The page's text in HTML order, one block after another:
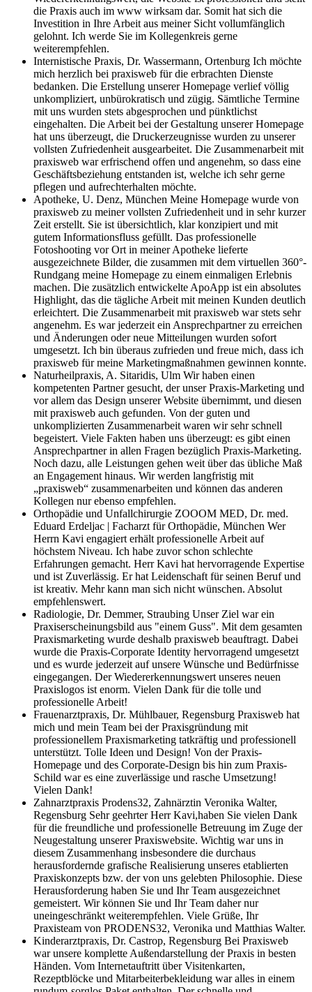
die Praxis auch im www wirksam dar. Somit hat sich die
Investition in Ihre Arbeit aus meiner Sicht vollumfänglich
gelohnt. Ich werde Sie im Kollegenkreis gerne
weiterempfehlen.
Internistische Praxis, Dr. Wassermann, Ortenburg Ich möchte
mich herzlich bei praxisweb für die erbrachten Dienste
bedanken. Die Erstellung unserer Homepage verlief völlig
unkompliziert, unbürokratisch und zügig. Sämtliche Termine
mit uns wurden stets abgesprochen und pünktlichst
eingehalten. Die Arbeit bei der Gestaltung unserer Homepage
hat uns überzeugt, die Druckerzeugnisse wurden zu unserer
vollsten Zufriedenheit ausgearbeitet. Die Zusammenarbeit mit
praxisweb war erfrischend offen und angenehm, so dass eine
Geschäftsbeziehung entstanden ist, welche ich sehr gerne
pflegen und aufrechterhalten möchte.
Apotheke, U. Denz, München Meine Homepage wurde von
praxisweb zu meiner vollsten Zufriedenheit und in sehr kurzer
Zeit erstellt. Sie ist übersichtlich, klar konzipiert und mit
gutem Informationsfluss gefüllt. Das professionelle
Fotoshooting vor Ort in meiner Apotheke lieferte
ausgezeichnete Bilder, die zusammen mit dem virtuellen 360°-
Rundgang meine Homepage zu einem einmaligen Erlebnis
machen. Die zusätzlich entwickelte ApoApp ist ein absolutes
Highlight, das die tägliche Arbeit mit meinen Kunden deutlich
erleichtert. Die Zusammenarbeit mit praxisweb war stets sehr
angenehm. Es war jederzeit ein Ansprechpartner zu erreichen
und Änderungen oder neue Mitteilungen wurden sofort
umgesetzt. Ich bin überaus zufrieden und freue mich, dass ich
praxisweb für meine Marketingmaßnahmen gewinnen konnte.
Naturheilpraxis, A. Sitaridis, Ulm Wir haben einen
kompetenten Partner gesucht, der unser Praxis-Marketing und
vor allem das Design unserer Website übernimmt, und diesen
mit praxisweb auch gefunden. Von der guten und
unkomplizierten Zusammenarbeit waren wir sehr schnell
begeistert. Viele Fakten haben uns überzeugt: es gibt einen
Ansprechpartner in allen Fragen bezüglich Praxis-Marketing.
Noch dazu, alle Leistungen gehen weit über das übliche Maß
an Engagement hinaus. Wir werden langfristig mit
„praxisweb“ zusammenarbeiten und können das anderen
Kollegen nur ebenso empfehlen.
Orthopädie und Unfallchirurgie ZOOOM MED, Dr. med.
Eduard Erdeljac | Facharzt für Orthopädie, München Wer
Herrn Kavi engagiert erhält professionelle Arbeit auf
höchstem Niveau. Ich habe zuvor schon schlechte
Erfahrungen gemacht. Herr Kavi hat hervorragende Expertise
und ist Zuverlässig. Er hat Leidenschaft für seinen Beruf und
ist kreativ. Mehr kann man sich nicht wünschen. Absolut
empfehlenswert.
Radiologie, Dr. Demmer, Straubing Unser Ziel war ein
Praxiserscheinungsbild aus "einem Guss". Mit dem gesamten
Praxismarketing wurde deshalb praxisweb beauftragt. Dabei
wurde die Praxis-Corporate Identity hervorragend umgesetzt
und es wurde jederzeit auf unsere Wünsche und Bedürfnisse
eingegangen. Der Wiedererkennungswert unseres neuen
Praxislogos ist enorm. Vielen Dank für die tolle und
professionelle Arbeit!
Frauenarztpraxis, Dr. Mühlbauer, Regensburg Praxisweb hat
mich und mein Team bei der Praxisgründung mit
professionellem Praxismarketing tatkräftig und professionell
unterstützt. Tolle Ideen und Design! Von der Praxis-
Homepage und des Corporate-Design bis hin zum Praxis-
Schild war es eine zuverlässige und rasche Umsetzung!
Vielen Dank!
Zahnarztpraxis Prodens32, Zahnärztin Veronika Walter,
Regensburg Sehr geehrter Herr Kavi,haben Sie vielen Dank
für die freundliche und professionelle Betreuung im Zuge der
Neugestaltung unserer Praxiswebsite. Wichtig war uns in
diesem Zusammenhang insbesondere die durchaus
herausfordernde grafische Realisierung unseres etablierten
Praxiskonzepts bzw. der von uns gelebten Philosophie. Diese
Herausforderung haben Sie und Ihr Team ausgezeichnet
gemeistert. Wir können Sie und Ihr Team daher nur
uneingeschränkt weiterempfehlen. Viele Grüße, Ihr
Praxisteam von PRODENS32, Veronika und Matthias Walter.
Kinderarztpraxis, Dr. Castrop, Regensburg Bei Praxisweb
war unsere komplette Außendarstellung der Praxis in besten
Händen. Vom Internetauftritt über Visitenkarten,
Rezeptblöcke und Mitarbeiterbekleidung war alles in einem